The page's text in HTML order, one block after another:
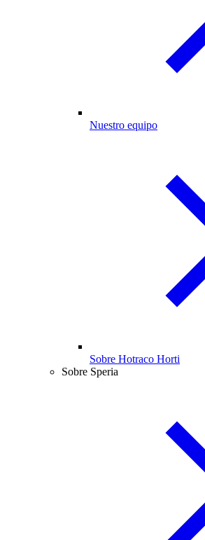
Nuestro equipo
Sobre Hotraco Horti
Sobre Speria